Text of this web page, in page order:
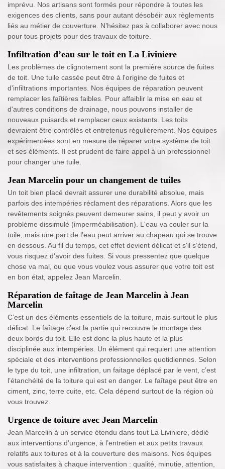
imprévu. Nos artisans sont formés pour répondre à toutes les
exigences des clients, sans pour autant désobéir aux règlements
liés au métier de couverture. N’hésitez pas à collaborer avec nous
pour tous projets pour des travaux de toiture.
Infiltration d’eau sur le toit en La Liviniere
Les problèmes de clignotement sont la première source de fuites
de toit. Une tuile cassée peut être à l'origine de fuites et
d'infiltrations importantes. Nos équipes de réparation peuvent
remplacer les faîtières faibles. Pour affaiblir la mise en eau et
d'autres conditions de drainage, nous pouvons installer de
nouveaux puisards et remplacer ceux existants. Les toits
devraient être contrôlés et entretenus régulièrement. Nos équipes
expérimentées sont en mesure de réparer votre système de toit
et ses éléments. Il est prudent de faire appel à un professionnel
pour changer une tuile.
Jean Marcelin pour un changement de tuiles
Un toit bien placé devrait assurer une durabilité absolue, mais
parfois des intempéries réclament des réparations. Alors que les
revêtements soignés peuvent demeurer sains, il peut y avoir un
problème dissimulé (imperméabilisation). L'eau va couler sur la
tuile, mais une part de l’eau peut arriver au chapeau qui se trouve
en dessous. Au fil du temps, cet effet devient délicat et s'il s’étend,
vous risquez d'avoir des fuites. Si vous pressentez que quelque
chose va mal, ou que vous voulez vous assurer que votre toit est
en bon état, appelez Jean Marcelin.
Réparation de faîtage de Jean Marcelin à Jean
Marcelin
C’est un des éléments essentiels de la toiture, mais surtout le plus
délicat. Le faîtage c’est la partie qui recouvre le montage des
deux bords du toit. Elle est donc la plus haute et la plus
disciplinée aux intempéries. Un élément qui requiert une attention
spéciale et des interventions professionnelles quotidiennes. Selon
le type du toit, une infiltration, un faitage déplacé par le vent, c’est
l’étanchéité de la toiture qui est en danger. Le faîtage peut être en
ciment, zinc, terre cuite, etc. Cela dépend surtout de la région où
vous trouvez.
Urgence de toiture avec Jean Marcelin
Jean Marcelin à un service étendu dans tout La Liviniere, dédié
aux interventions d’urgence, à l’entretien et aux petits travaux
relatifs aux toitures et à la couverture des maisons. Nos équipes
vous satisfaites à chaque intervention : qualité, minutie, attention,